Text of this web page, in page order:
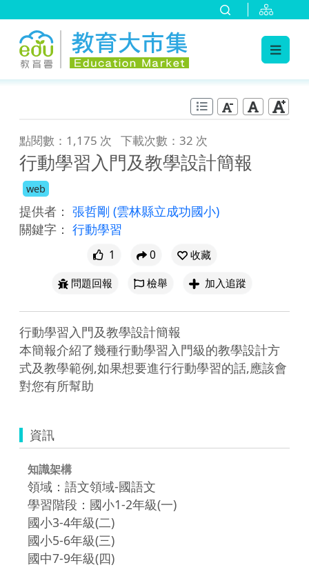
點閱數：1,175 次 下載次數：32 次
行動學習入門及教學設計簡報
web
提供者： 張哲剛 (雲林縣立成功國小)
關鍵字： 行動學習
1 0
收藏
問題回報
檢舉 加入追蹤
行動學習入門及教學設計簡報
本簡報介紹了幾種行動學習入門級的教學設計方
式及教學範例,如果想要進行行動學習的話,應該會
對您有所幫助
資訊
知識架構
領域：語文領域-國語文
學習階段：國小1-2年級(一)
國小3-4年級(二)
國小5-6年級(三)
國中7-9年級(四)